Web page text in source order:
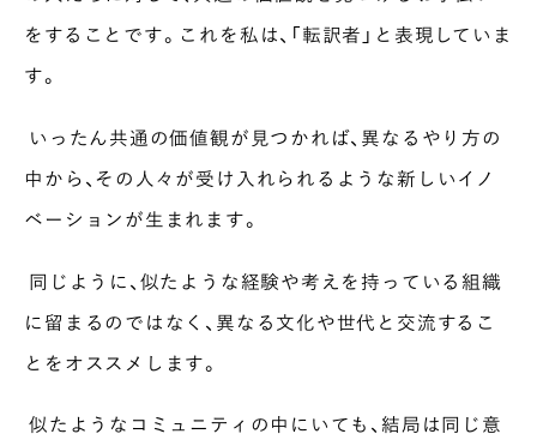
をすることです。これを私は、「転訳者」と表現していま
す。
いったん共通の価値観が見つかれば、異なるやり方の
中から、その人々が受け入れられるような新しいイノ
ベーションが生まれます。
同じように、似たような経験や考えを持っている組織
に留まるのではなく、異なる文化や世代と交流するこ
とをオススメします。
似たようなコミュニティの中にいても、結局は同じ意